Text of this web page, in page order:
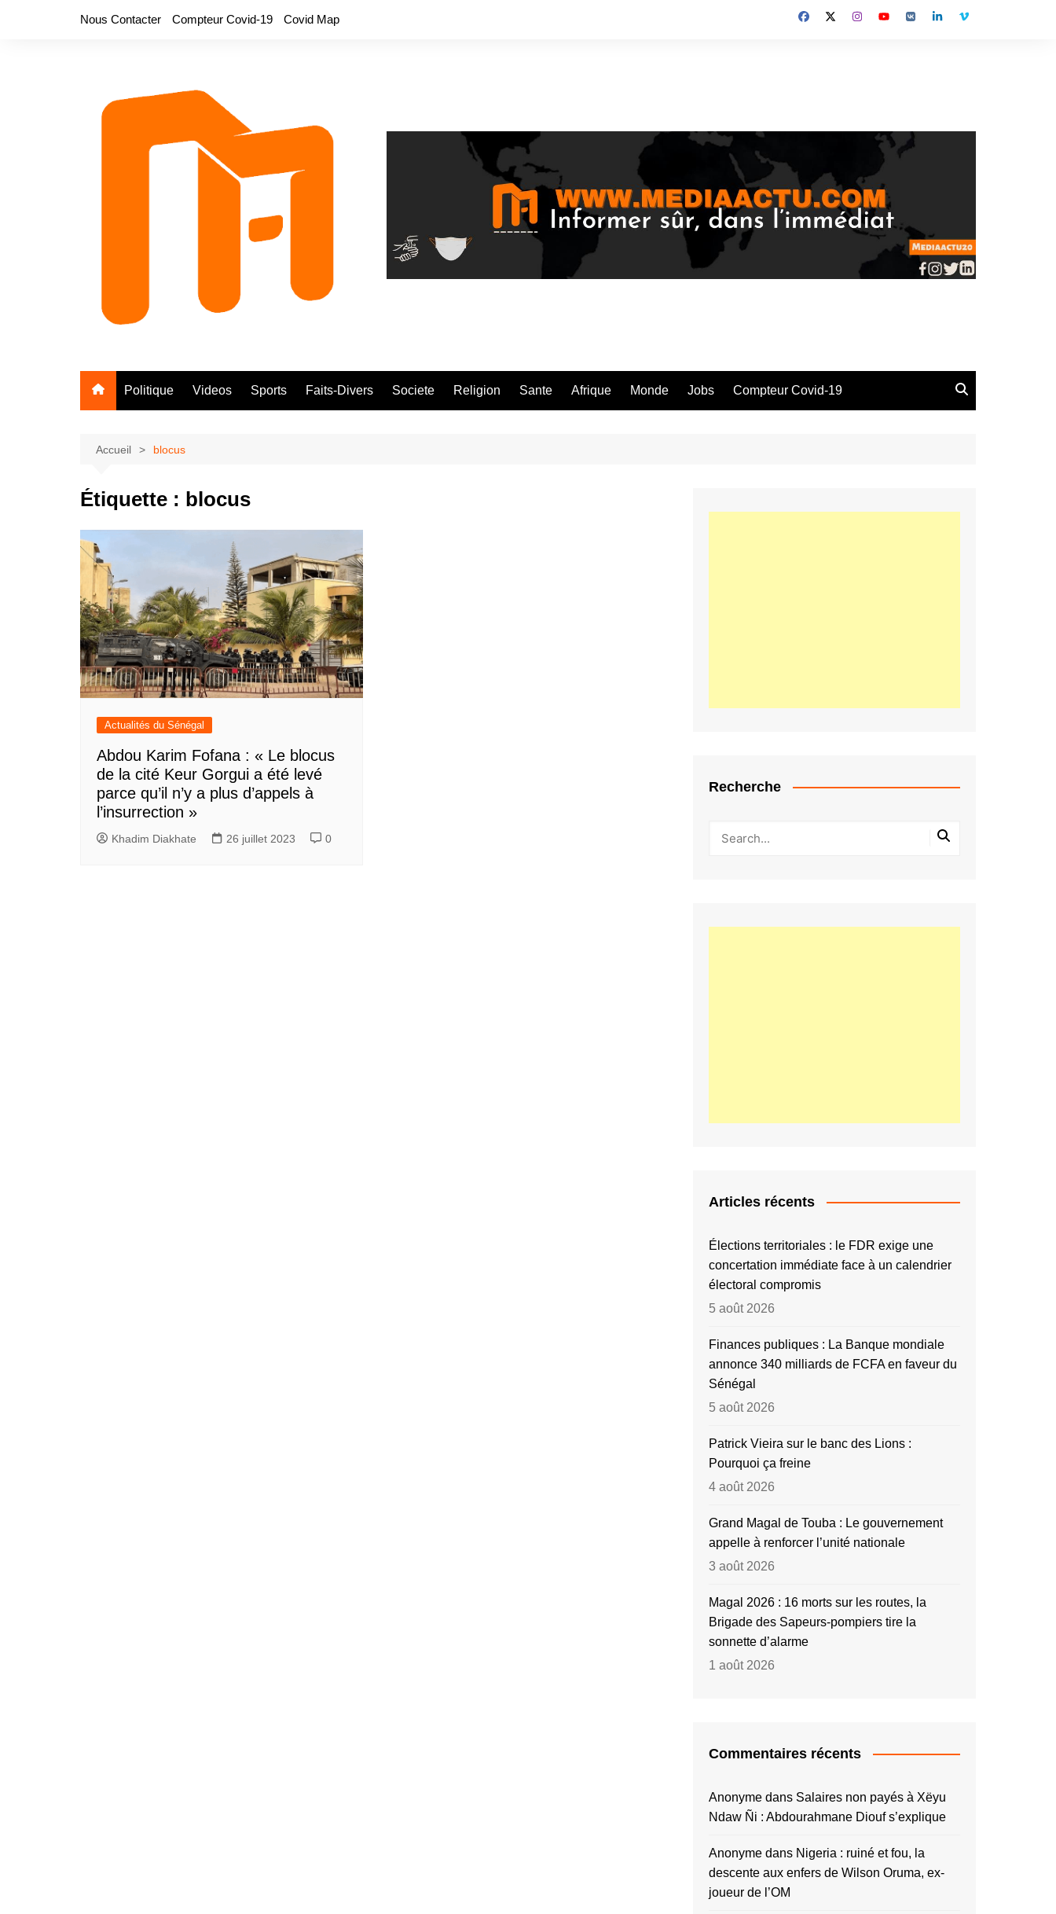
Nous Contacter Compteur Covid-19 Covid Map
Politique Videos Sports Faits-Divers Societe Religion Sante Afrique Monde Jobs Compteur Covid-19
Accueil blocus
Étiquette : blocus
Actualités du Sénégal
Abdou Karim Fofana : « Le blocus
de la cité Keur Gorgui a été levé
parce qu’il n’y a plus d’appels à
l’insurrection »
Khadim Diakhate 26 juillet 2023 0
Recherche
Articles récents
Élections territoriales : le FDR exige une
concertation immédiate face à un calendrier
électoral compromis
5 août 2026
Finances publiques : La Banque mondiale
annonce 340 milliards de FCFA en faveur du
Sénégal
5 août 2026
Patrick Vieira sur le banc des Lions :
Pourquoi ça freine
4 août 2026
Grand Magal de Touba : Le gouvernement
appelle à renforcer l’unité nationale
3 août 2026
Magal 2026 : 16 morts sur les routes, la
Brigade des Sapeurs-pompiers tire la
sonnette d’alarme
1 août 2026
Commentaires récents
Anonyme dans Salaires non payés à Xëyu
Ndaw Ñi : Abdourahmane Diouf s’explique
Anonyme dans Nigeria : ruiné et fou, la
descente aux enfers de Wilson Oruma, ex-
joueur de l’OM